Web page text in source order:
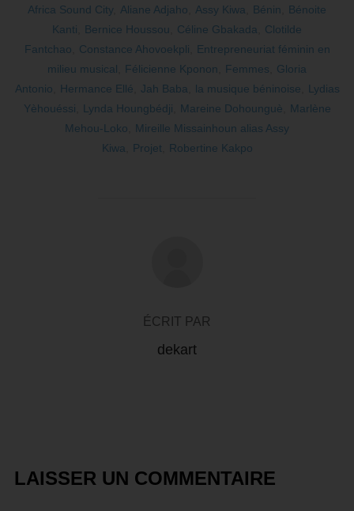
Africa Sound City, Aliane Adjaho Assy Kiwa Bénin
Bénoite
Kanti
Bernice Houssou Céline Gbakada
Clotilde
Fantchao
Constance Ahovoekpli
Entrepreneuriat féminin en
milieu musical
Félicienne Kponon Femmes
Gloria
Antonio
Hermance Ellé Jah Baba la musique béninoise
Lydias
Yèhouéssi
Lynda Houngbédji Mareine Dohounguè
Marlène
Mehou-Loko
Mireille Missainhoun alias Assy
Kiwa
Projet Robertine Kakpo
ÉCRIT PAR
dekart
LAISSER UN COMMENTAIRE